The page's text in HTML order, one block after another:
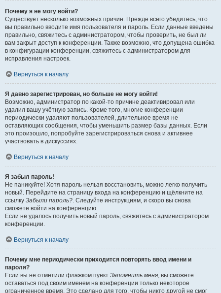
Почему я не могу войти?
Существует несколько возможных причин. Прежде всего убедитесь, что
вы правильно вводите имя пользователя и пароль. Если данные введены
правильно, свяжитесь с администратором, чтобы проверить, не был ли
вам закрыт доступ к конференции. Также возможно, что допущена ошибка
в конфигурации конференции, свяжитесь с администратором для
исправления настроек.
Вернуться к началу
Я давно зарегистрирован, но больше не могу войти!
Возможно, администратор по какой-то причине деактивировал или
удалил вашу учётную запись. Кроме того, многие конференции
периодически удаляют пользователей, длительное время не
оставляющих сообщения, чтобы уменьшить размер базы данных. Если
это произошло, попробуйте зарегистрироваться снова и активнее
участвовать в дискуссиях.
Вернуться к началу
Я забыл пароль!
Не паникуйте! Хотя пароль нельзя восстановить, можно легко получить
новый. Перейдите на страницу входа на конференцию и щёлкните на
ссылку Забыли пароль?. Следуйте инструкциям, и скоро вы снова
сможете войти на конференцию.
Если не удалось получить новый пароль, свяжитесь с администратором
конференции.
Вернуться к началу
Почему мне периодически приходится повторять ввод имени и
пароля?
Если вы не отметили флажком пункт Запомнить меня, вы сможете
оставаться под своим именем на конференции только некоторое
ограниченное время. Это сделано для того, чтобы никто другой не смог